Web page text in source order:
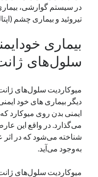
در سیستم گوارشی،
تیروئید و بیماری چشم
بیماری
سلول‌های
دیگر بیماری های خود
ایمنی بدن روی میوکارد
می‌گذارد. در واقع این
شناخته‌ می‌شود که در اثر
به‌وجود می‌آید.
میوکاردیت سلول‌های ژانت